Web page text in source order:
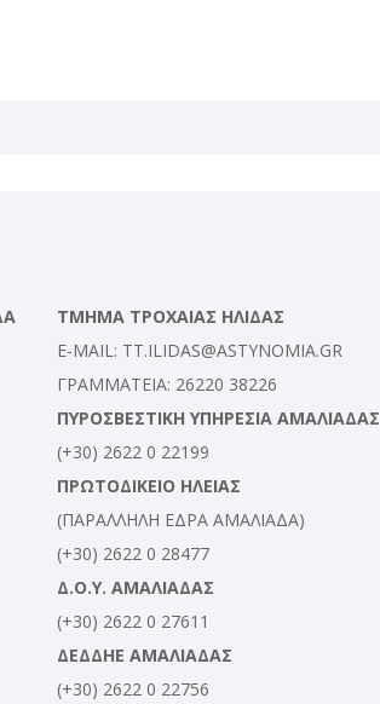
ΤΜΗΜΑ ΤΡΟΧΑΙΑΣ ΗΛΙΔΑΣ
E-MAIL: TT.ILIDAS@ASTYNOMIA.GR
ΓΡΑΜΜΑΤΕΙΑ: 26220 38226
ΠΥΡΟΣΒΕΣΤΙΚΗ ΥΠΗΡΕΣΙΑ ΑΜΑΛΙΑΔΑΣ
(+30) 2622 0 22199
ΠΡΩΤΟΔΙΚΕΙΟ ΗΛΕΙΑΣ
(ΠΑΡΑΛΛΗΛΗ ΕΔΡΑ ΑΜΑΛΙΑΔΑ)
(+30) 2622 0 28477
Δ.Ο.Υ. ΑΜΑΛΙΑΔΑΣ
(+30) 2622 0 27611
ΔΕΔΔΗΕ ΑΜΑΛΙΑΔΑΣ
(+30) 2622 0 22756